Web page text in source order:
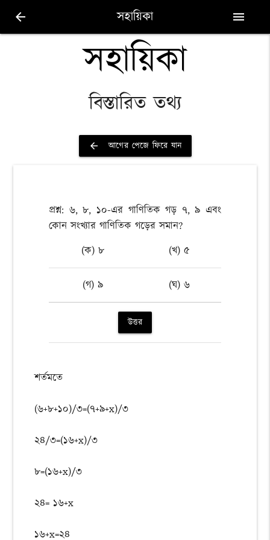
arrow_back সহায়িকা menu
সহায়িকা
বিস্তারিত তথ্য
arrow_back আগের পেজে ফিরে যান
প্রশ্ন: ৬, ৮, ১০-এর গাণিতিক গড় ৭, ৯ এবং
কোন সংখ্যার গাণিতিক গড়ের সমান?
(ক) ৮
(খ) ৫
(গ) ৯ (ঘ) ৬
উত্তর
শর্তমতে
(৬+৮+১০)/৩=(৭+৯+x)/৩
২৪/৩=(১৬+x)/৩
৮=(১৬+x)/৩
২৪= ১৬+x
১৬+x=২৪